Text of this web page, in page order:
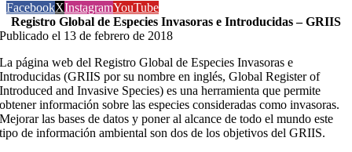
FacebookXInstagramYouTube
Registro Global de Especies Invasoras e Introducidas – GRIIS
Publicado el 13 de febrero de 2018
La página web del Registro Global de Especies Invasoras e
Introducidas (GRIIS por su nombre en inglés, Global Register of
Introduced and Invasive Species) es una herramienta que permite
obtener información sobre las especies consideradas como invasoras.
Mejorar las bases de datos y poner al alcance de todo el mundo este
tipo de información ambiental son dos de los objetivos del GRIIS.